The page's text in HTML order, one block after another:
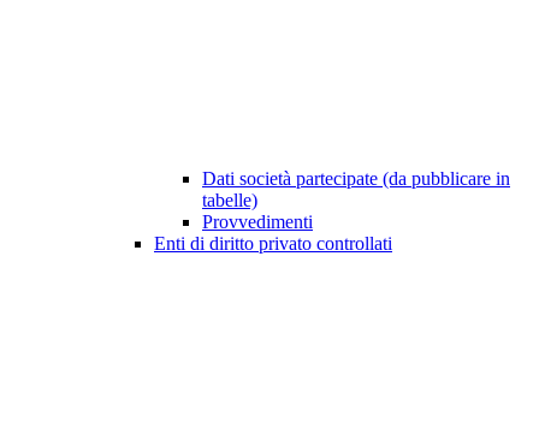
Dati società partecipate (da pubblicare in
tabelle)
Provvedimenti
Enti di diritto privato controllati